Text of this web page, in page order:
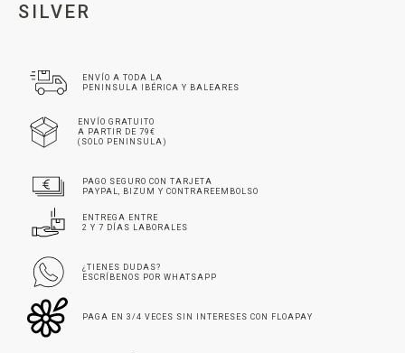
SILVER
ENVÍO A TODA LA
PENINSULA IBÉRICA Y BALEARES
ENVÍO GRATUITO
A PARTIR DE 79€
(SOLO PENINSULA)
PAGO SEGURO CON TARJETA
PAYPAL, BIZUM Y CONTRAREEMBOLSO
ENTREGA ENTRE
2 Y 7 DÍAS LABORALES
¿TIENES DUDAS?
ESCRÍBENOS POR WHATSAPP
PAGA EN 3/4 VECES SIN INTERESES CON FLOAPAY